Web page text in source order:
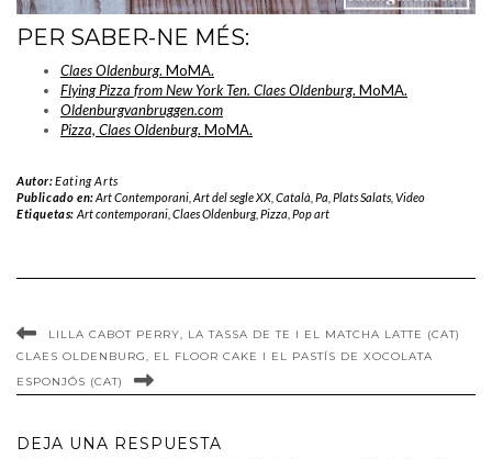
PER SABER-NE MÉS:
Claes Oldenburg. MoMA.
Flying Pizza from New York Ten. Claes Oldenburg. MoMA.
Oldenburgvanbruggen.com
Pizza, Claes Oldenburg. MoMA.
Autor:Eating Arts
Publicado en:Art Contemporani ,Art del segle XX ,Català ,Pa ,Plats Salats ,Video
Etiquetas: Art contemporani, Claes Oldenburg, Pizza Pop art
LILLA CABOT PERRY, LA TASSA DE TE I EL MATCHA LATTE (CAT)
CLAES OLDENBURG, EL FLOOR CAKE I EL PASTÍS DE XOCOLATA
ESPONJÓS (CAT)
DEJA UNA RESPUESTA